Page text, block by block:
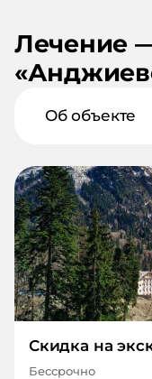
Лечение
Об объекте
Скидка на
Бессрочно